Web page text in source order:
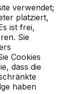
verwendet;
platziert,
ist frei,
Sie
Cookies
dass die
haben